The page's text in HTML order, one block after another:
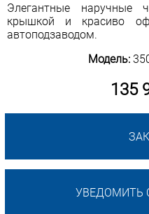
Элегантные наручные
крышкой и красиво
автоподзаводом.
Модель:
135
УВЕДОМИТЬ